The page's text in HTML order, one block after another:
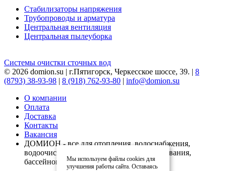
Стабилизаторы напряжения
Трубопроводы и арматура
Центральная вентиляция
Центральная пылеуборка
Системы очистки сточных вод
© 2026 domion.su | г.Пятигорск, Черкесское шоссе, 39. | 8
(8793) 38-93-98 | 8 (918) 762-93-80 | info@domion.su
О компании
Оплата
Доставка
Контакты
Вакансия
ДОМИОН - все для отопления, водоснабжения,
водоочистки, вентиляции, кондиционирования,
бассейнов
Мы используем файлы cookies для
улучшения работы сайта. Оставаясь